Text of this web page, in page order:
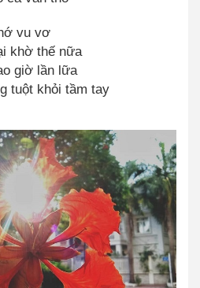
vu vơ
khờ thế nữa
giờ lần lữa
tuột khỏi tầm tay